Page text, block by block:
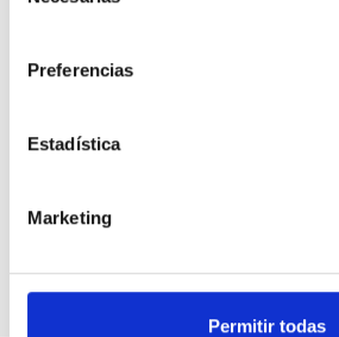
Preferencias
Estadística
Marketing
Permitir todas